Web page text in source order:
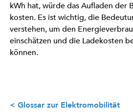
kWh hat, würde das Aufladen der
kosten. Es ist wichtig, die
verstehen, um den
einschätzen und die Ladekosten
können.
< Glossar zur Elektromobilität